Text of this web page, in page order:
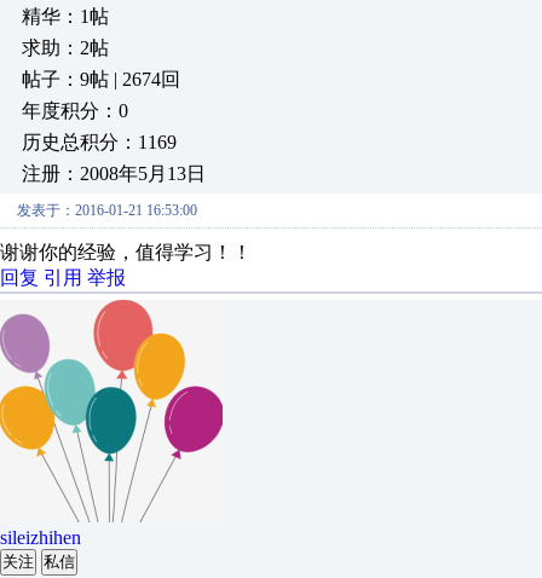
精华：1帖
求助：2帖
帖子：9帖 | 2674回
年度积分：0
历史总积分：1169
注册：2008年5月13日
发表于：2016-01-21 16:53:00
谢谢你的经验，值得学习！！
回复 引用 举报
sileizhihen
关注 私信